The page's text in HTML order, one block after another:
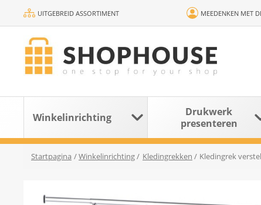
UITGEBREID ASSORTIMENT MEEDENKEN MET
Winkelinrichting
Drukwerk
presenteren
Startpagina /Winkelinrichting/ Kledingrekken / Kledingrek